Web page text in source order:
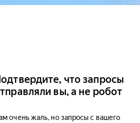
что запросы
вы, а не робот
очень жаль, но запросы с вашего